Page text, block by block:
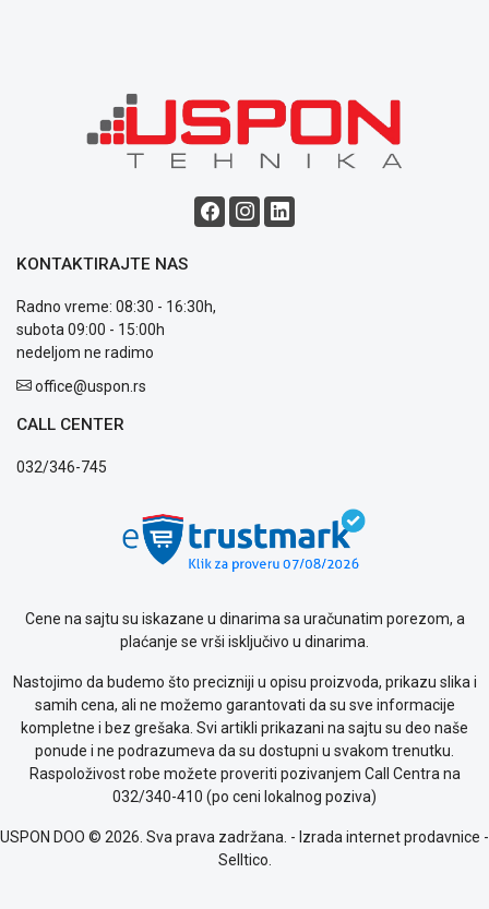
KONTAKTIRAJTE NAS
Radno vreme: 08:30 - 16:30h,
subota 09:00 - 15:00h
nedeljom ne radimo
office@uspon.rs
CALL CENTER
032/346-745
Cene na sajtu su iskazane u dinarima sa uračunatim porezom, a
plaćanje se vrši isključivo u dinarima.
Nastojimo da budemo što precizniji u opisu proizvoda, prikazu slika i
samih cena, ali ne možemo garantovati da su sve informacije
kompletne i bez grešaka. Svi artikli prikazani na sajtu su deo naše
ponude i ne podrazumeva da su dostupni u svakom trenutku.
Raspoloživost robe možete proveriti pozivanjem Call Centra na
032/340-410 (po ceni lokalnog poziva)
USPON DOO © 2026. Sva prava zadržana. - Izrada internet prodavnice -
Selltico.